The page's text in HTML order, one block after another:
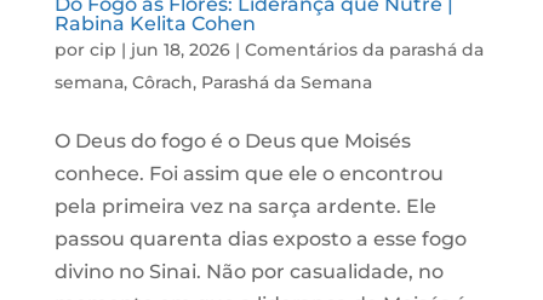
Rabina Kelita Cohen
por cip | jun 18, 2026| Comentários da parashá da
semana, Côrach, Parashá da Semana
O Deus do fogo é o Deus que Moisés
conhece. Foi assim que ele o encontrou
pela primeira vez na sarça ardente. Ele
passou quarenta dias exposto a esse fogo
divino no Sinai. Não por casualidade, no